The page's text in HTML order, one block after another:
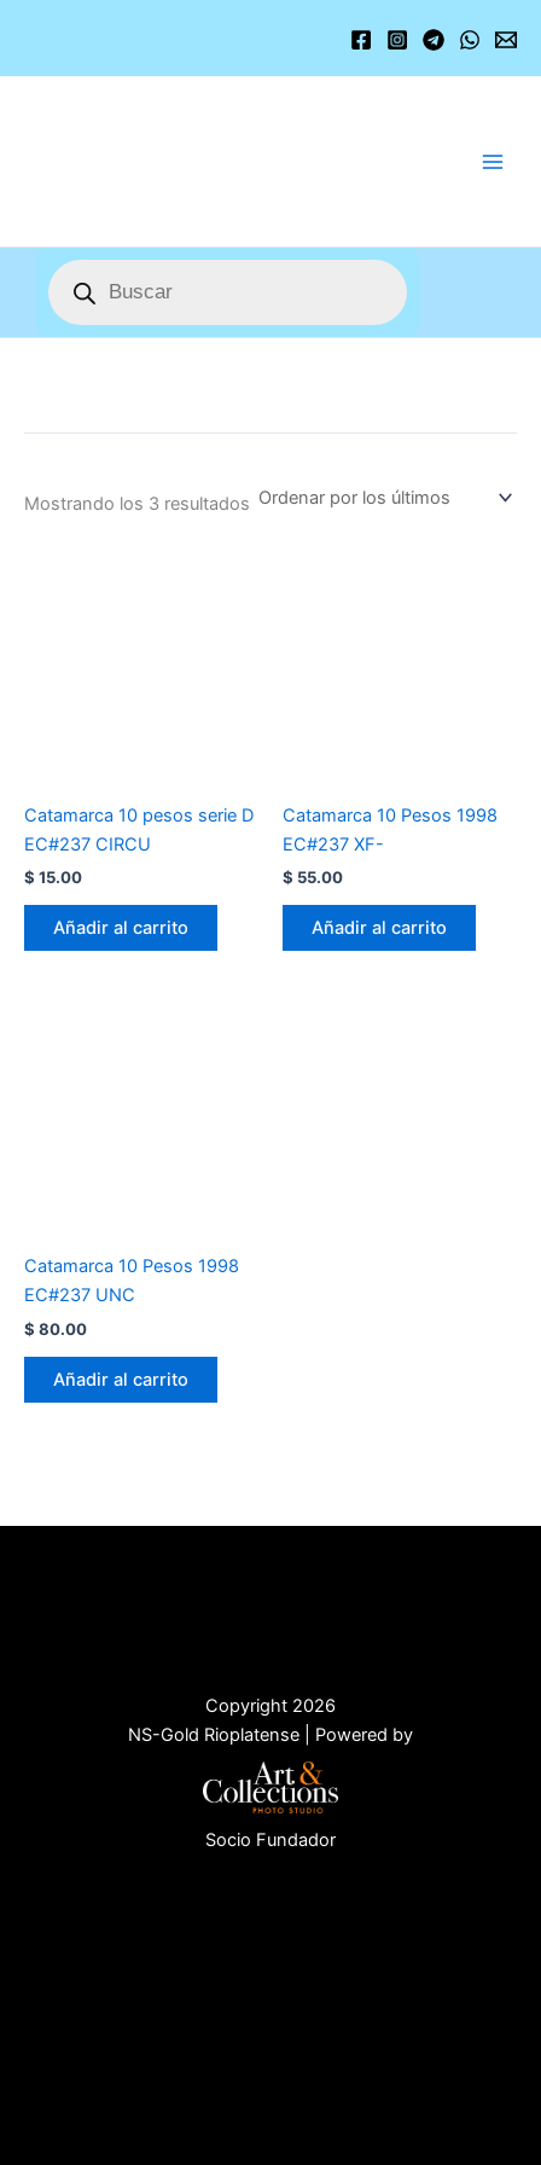
contenido
Búsqueda
de
productos
Mostrando los 3 resultados
Catamarca 10 pesos serie D
EC#237 CIRCU
$ 15.00
Añadir al carrito
Catamarca 10 Pesos 1998
EC#237 XF-
$ 55.00
Añadir al carrito
Catamarca 10 Pesos 1998
EC#237 UNC
$ 80.00
Añadir al carrito
Copyright 2026
NS-Gold Rioplatense | Powered by
Socio Fundador